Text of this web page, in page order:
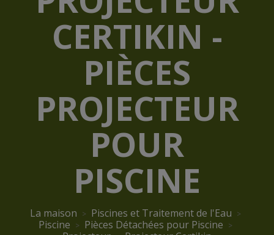
CERTIKIN -
PIÈCES
PROJECTEUR
POUR
PISCINE
La maison
Piscines et Traitement de l'Eau
Piscine
Pièces Détachées pour Piscine